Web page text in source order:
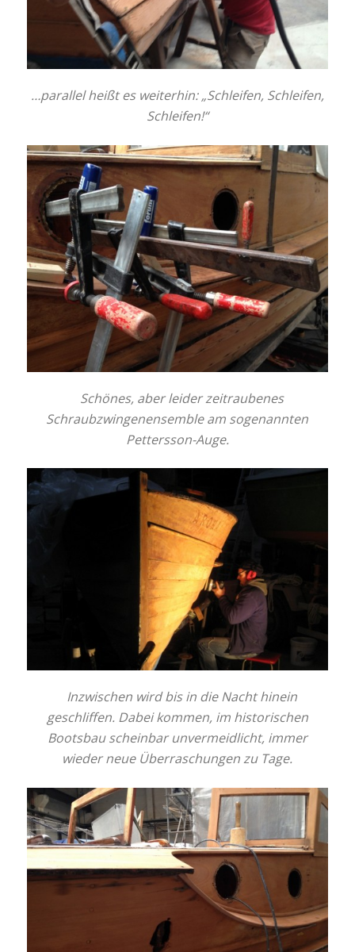
…parallel heißt es weiterhin: „Schleifen, Schleifen,
Schleifen!“
Schönes, aber leider zeitraubenes
Schraubzwingenensemble am sogenannten
Pettersson-Auge.
Inzwischen wird bis in die Nacht hinein
geschliffen. Dabei kommen, im historischen
Bootsbau scheinbar unvermeidlicht, immer
wieder neue Überraschungen zu Tage.